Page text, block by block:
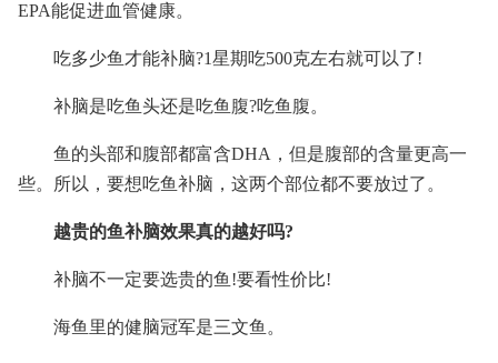
EPA能促进血管健康。
吃多少鱼才能补脑?1星期吃500克左右就可以了!
补脑是吃鱼头还是吃鱼腹?吃鱼腹。
鱼的头部和腹部都富含DHA，但是腹部的含量更高一
些。所以，要想吃鱼补脑，这两个部位都不要放过了。
越贵的鱼补脑效果真的越好吗?
补脑不一定要选贵的鱼!要看性价比!
海鱼里的健脑冠军是三文鱼。